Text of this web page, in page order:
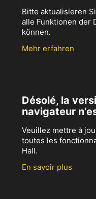
Bitte aktualisieren
alle Funktionen der
können.
Mehr erfahren
Désolé, la
navigateur
Veuillez mettre à
toutes les
Hall.
En savoir plus